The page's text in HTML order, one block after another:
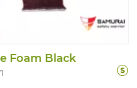
Foam Black